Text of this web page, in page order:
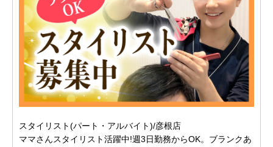
スタイリスト(パート・アルバイト)/彦根店
ママさんスタイリスト活躍中!週3日勤務からOK。ブランクあ